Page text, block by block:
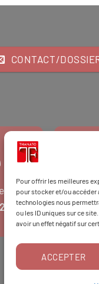
Pour offrir les meilleures
pour stocker et/ou accéder
technologies nous
ou les ID uniques sur ce
avoir un effet négatif sur
ACCEPTER
CONTACT/